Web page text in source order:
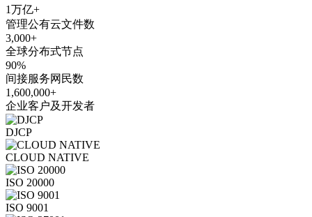
1万亿+
管理公有云文件数
3,000+
全球分布式节点
90%
间接服务网民数
1,600,000+
企业客户及开发者
DJCP
CLOUD NATIVE
ISO 20000
ISO 9001